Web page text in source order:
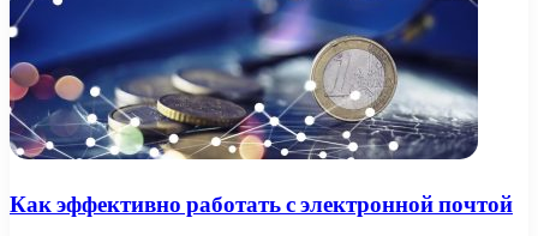
Как эффективно работать с электронной почтой